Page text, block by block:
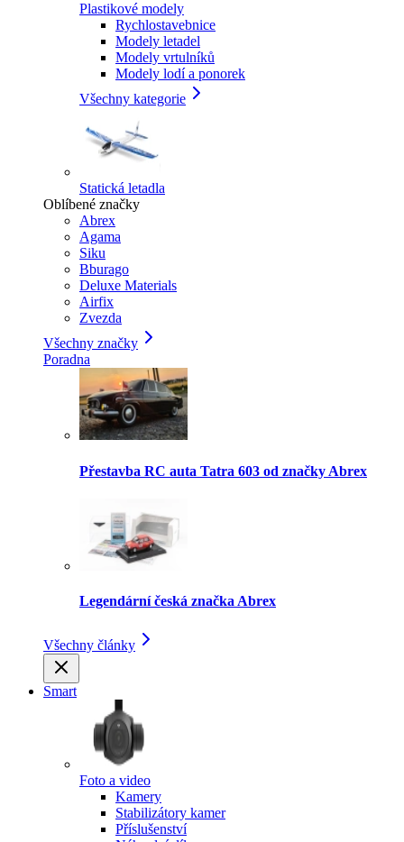
Plastikové modely
Rychlostavebnice
Modely letadel
Modely vrtulníků
Modely lodí a ponorek
Všechny kategorie
Statická letadla
Oblíbené značky
Abrex
Agama
Siku
Bburago
Deluxe Materials
Airfix
Zvezda
Všechny značky
Poradna
Přestavba RC auta Tatra 603 od značky Abrex
Legendární česká značka Abrex
Všechny články
Smart
Foto a video
Kamery
Stabilizátory kamer
Příslušenství